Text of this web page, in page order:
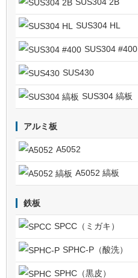
SUS304 HL
SUS304 #400
SUS430
SUS304 縞板
アルミ板
A5052
A5052 縞板
鉄板
SPCC（ミガキ）
SPHC-P（酸洗）
SPHC（黒皮）